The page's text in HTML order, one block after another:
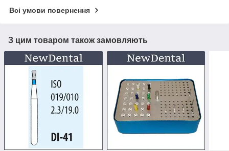
Всі умови повернення
З цим товаром також замовляють